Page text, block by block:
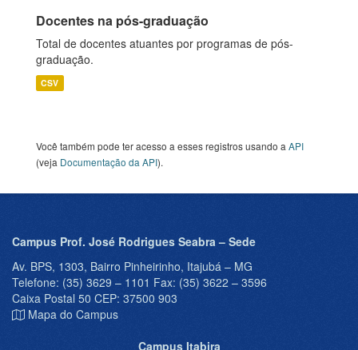
Docentes na pós-graduação
Total de docentes atuantes por programas de pós-
graduação.
CSV
Você também pode ter acesso a esses registros usando a API
(veja Documentação da API).
Campus Prof. José Rodrigues Seabra – Sede
Av. BPS, 1303, Bairro Pinheirinho, Itajubá – MG
Telefone: (35) 3629 – 1101 Fax: (35) 3622 – 3596
Caixa Postal 50 CEP: 37500 903
Mapa do Campus
Campus Itabira